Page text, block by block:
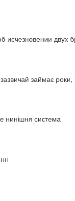
двух
займає роки,
нинішня система